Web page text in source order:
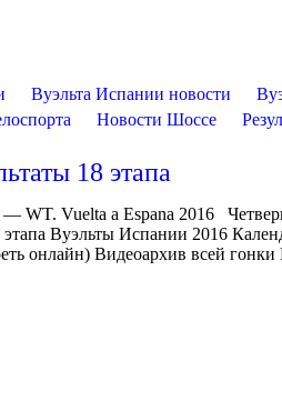
Вуэльта Испании новости
Новости Шоссе
18 этапа
WT. Vuelta a Espana 2016
Вуэльты Испании 2016
онлайн) Видеоархив всей